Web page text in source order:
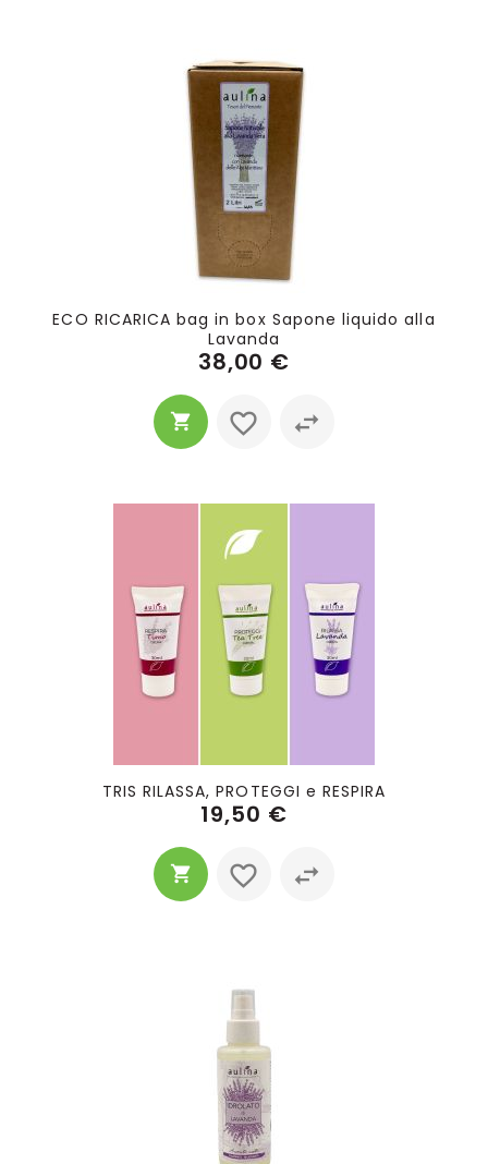
ECO RICARICA bag in box Sapone liquido alla
Lavanda
38,00 €
TRIS RILASSA, PROTEGGI e RESPIRA
19,50 €